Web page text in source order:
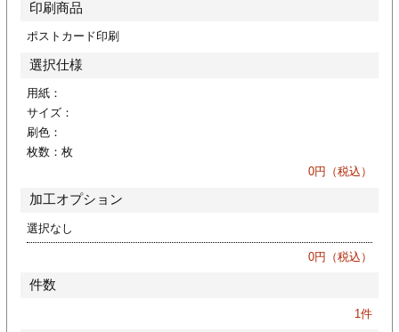
リーブ
ー印刷
印刷商品
ポストカード印刷
選択仕様
用紙：
サイズ：
刷色：
枚数： 枚
0円（税込）
加工オプション
選択なし
0円（税込）
件数
1件